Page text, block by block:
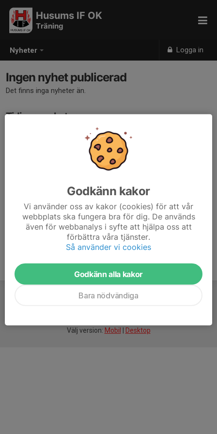
Nyheter Logga in
Husums IF OK
Träning
Ingen nyhet publicerad
Det finns inga nyheter än.
Tidigare nyheter
Det finns inga tidigare nyheter
Välj version: Mobil Desktop
Godkänn kakor
Vi använder oss av kakor (cookies) för att vår
webbplats ska fungera bra för dig. De används
även för webbanalys i syfte att hjälpa oss att
förbättra våra tjänster.
Så använder vi cookies
Godkänn alla kakor
Bara nödvändiga